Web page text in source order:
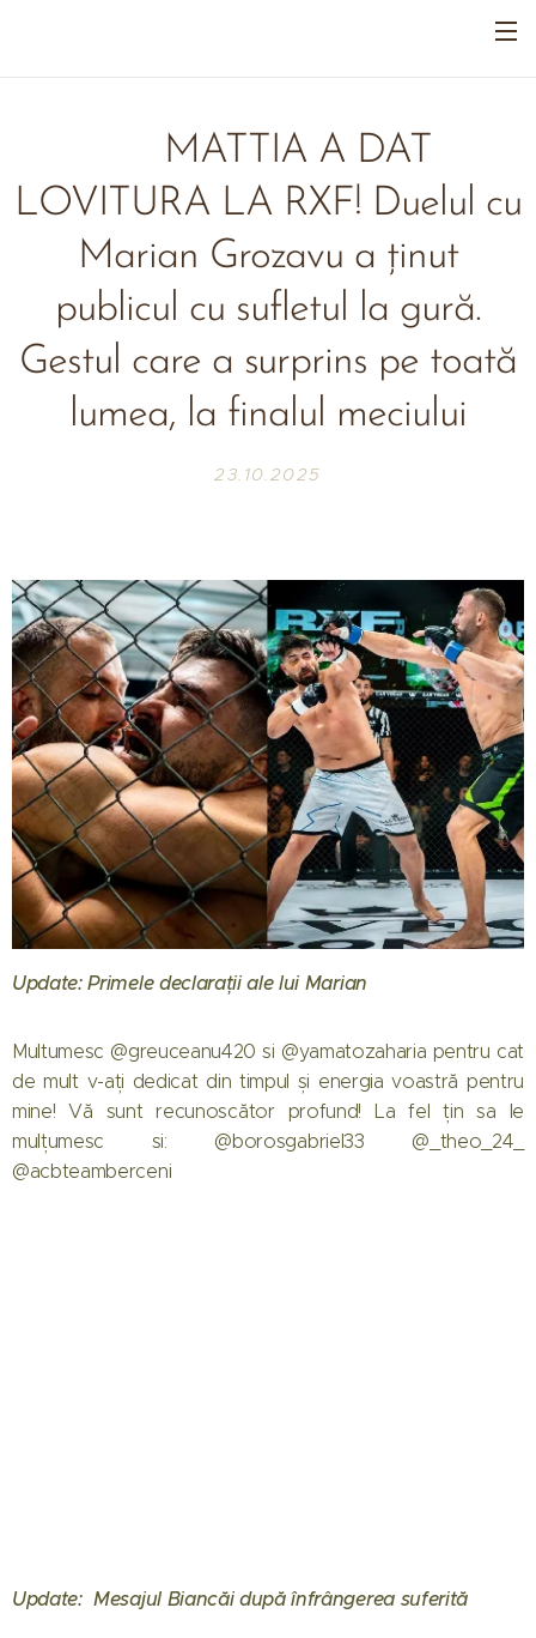
🥊 MATTIA A DAT
LOVITURA LA RXF! Duelul cu
Marian Grozavu a ținut
publicul cu sufletul la gură.
Gestul care a surprins pe toată
lumea, la finalul meciului
23.10.2025
Update: Primele declarații ale lui Marian
Multumesc @greuceanu420 si @yamatozaharia pentru cat
de mult v-ați dedicat din timpul și energia voastră pentru
mine! Vă sunt recunoscător profund! La fel țin sa le
mulțumesc si: @borosgabriel33 @_theo_24_
@acbteamberceni 🙏🏼💪🏼
Update: Mesajul Biancăi după înfrângerea suferită